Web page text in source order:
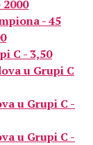
- 45
C - 3,50
u Grupi C
u Grupi C -
u Grupi C -